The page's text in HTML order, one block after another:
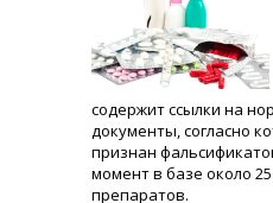
содержит ссылки на
документы, согласно
признан
момент в базе около
препаратов.